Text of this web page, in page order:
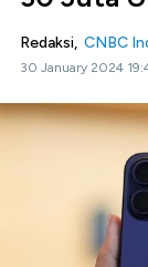
Redaksi, CNBC
30 January 2024